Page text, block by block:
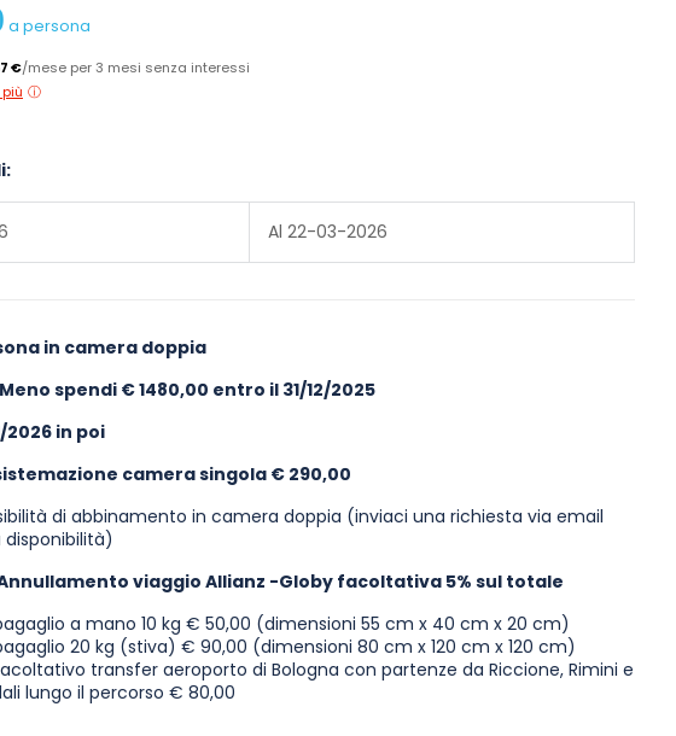
a persona
€/mese per 3 mesi senza interessi
Al 22-03-2026
in camera doppia
spendi € 1480,00 entro il 31/12/2025
2026 in poi
camera singola € 290,00
di abbinamento in camera doppia (inviaci una richiesta via email
viaggio Allianz -Globy facoltativa 5% sul totale
a mano 10 kg € 50,00 (dimensioni 55 cm x 40 cm x 20 cm)
20 kg (stiva) € 90,00 (dimensioni 80 cm x 120 cm x 120 cm)
transfer aeroporto di Bologna con partenze da Riccione, Rimini e
lungo il percorso € 80,00